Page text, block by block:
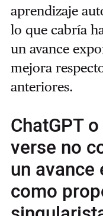
aprendizaje
lo que cabría
un avance
mejora
anteriores.
ChatGPT
verse no
un avance
como